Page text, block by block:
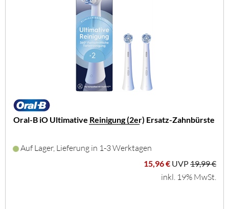
Oral-B iO Ultimative Reinigung (2er) Ersatz-Zahnbürste
Auf Lager, Lieferung in 1-3 Werktagen
15,96 € UVP19,99 €
inkl. 19% MwSt.